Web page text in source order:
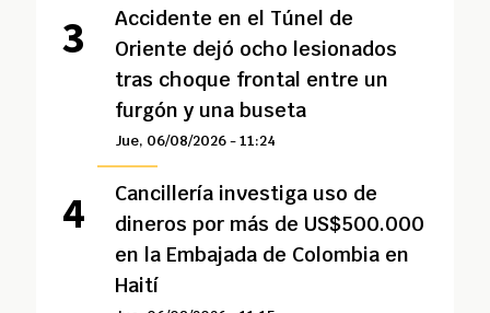
Accidente en el Túnel de
Oriente dejó ocho lesionados
tras choque frontal entre un
furgón y una buseta
Jue, 06/08/2026 - 11:24
Cancillería investiga uso de
dineros por más de US$500.000
en la Embajada de Colombia en
Haití